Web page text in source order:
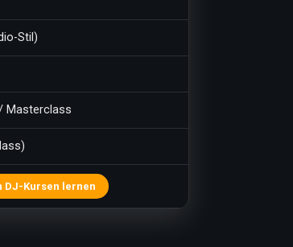
Stil)
Masterclass
DJ-Kursen lernen